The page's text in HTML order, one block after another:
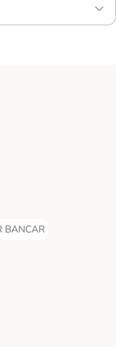
Method
BANCAR
BANCAR Payment